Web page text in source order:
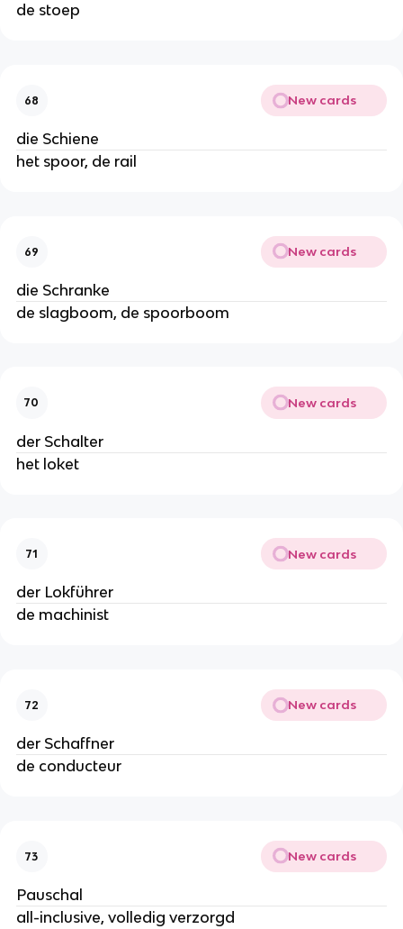
de stoep
68 New cards
die Schiene
het spoor, de rail
69 New cards
die Schranke
de slagboom, de spoorboom
70 New cards
der Schalter
het loket
71 New cards
der Lokführer
de machinist
72 New cards
der Schaffner
de conducteur
73 New cards
Pauschal
all-inclusive, volledig verzorgd